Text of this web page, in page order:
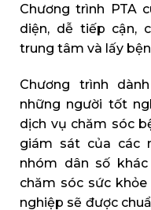
Chương trình PTA
diện, dễ tiếp cận,
trung tâm và lấy
Chương trình
những người tốt
dịch vụ chăm sóc
giám sát của các
nhóm dân số
chăm sóc sức
nghiệp sẽ được